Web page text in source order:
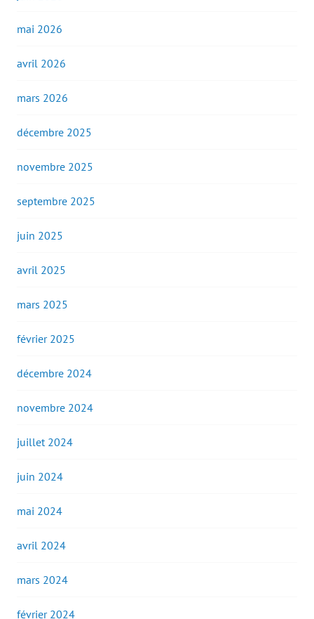
mai 2026
avril 2026
mars 2026
décembre 2025
novembre 2025
septembre 2025
juin 2025
avril 2025
mars 2025
février 2025
décembre 2024
novembre 2024
juillet 2024
juin 2024
mai 2024
avril 2024
mars 2024
février 2024